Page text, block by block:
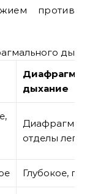
против
дыхание
Диафрагма,
отделы
Глубокое,